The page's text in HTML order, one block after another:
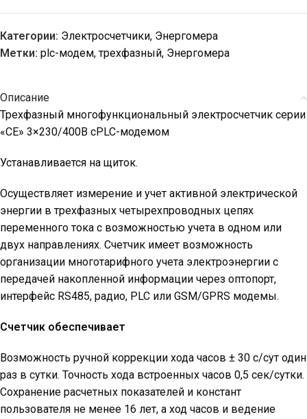
Категории: Электросчетчики, Энергомера
Метки: plc-модем, трехфазный, Энергомера
Описание
Трехфазный многофункциональный электросчетчик серии
«СЕ» 3×230/400В cPLC-модемом
Устанавливается на щиток.
Осуществляет измерение и учет активной электрической
энергии в трехфазных четырехпроводных цепях
переменного тока с возможностью учета в одном или
двух направлениях. Счетчик имеет возможность
организации многотарифного учета электроэнергии с
передачей накопленной информации через оптопорт,
интерфейс RS485, радио, PLC или GSM/GPRS модемы.
Счетчик обеспечивает
Возможность ручной коррекции хода часов ± 30 с/сут один
раз в сутки. Точность хода встроенных часов 0,5 сек/сутки.
Сохранение расчетных показателей и констант
пользователя не менее 16 лет, а ход часов и ведение